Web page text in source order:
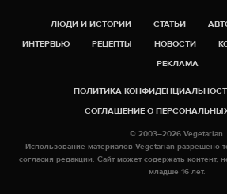
ЛЮДИ И ИСТОРИИ СТАТЬИ
ИНТЕРВЬЮ
РЕЦЕПТЫ НОВОСТИ
РЕКЛАМА
ПОЛИТИКА КОНФИДЕНЦИАЛЬНОСТИ
СОГЛАШЕНИЕ О
© 2003–2026 Vegetarian.
Использование материалов Vegetarian разрешено
согласия редакции. Сайт может содержать контент,
младше 16 лет.